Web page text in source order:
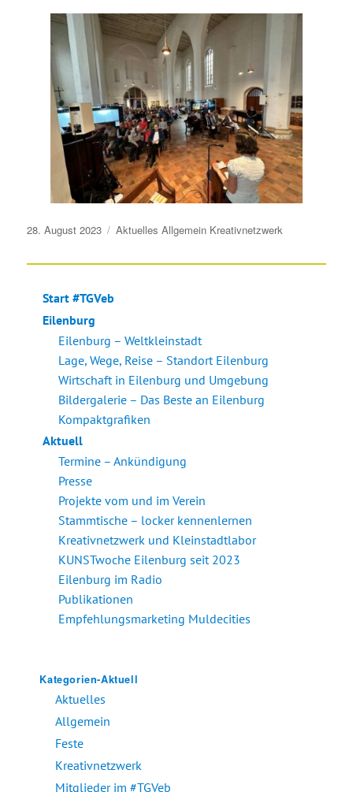
Veröffentlicht
28. August 2023 Aktuelles Allgemein Kreativnetzwerk
Start #TGVeb
Eilenburg
Eilenburg – Weltkleinstadt
Lage, Wege, Reise – Standort Eilenburg
Wirtschaft in Eilenburg und Umgebung
Bildergalerie – Das Beste an Eilenburg
Kompaktgrafiken
Aktuell
Termine – Ankündigung
Presse
Projekte vom und im Verein
Stammtische – locker kennenlernen
Kreativnetzwerk und Kleinstadtlabor
KUNSTwoche Eilenburg seit 2023
Eilenburg im Radio
Publikationen
Empfehlungsmarketing Muldecities
Kategorien-Aktuell
Aktuelles
Allgemein
Feste
Kreativnetzwerk
Mitglieder im #TGVeb